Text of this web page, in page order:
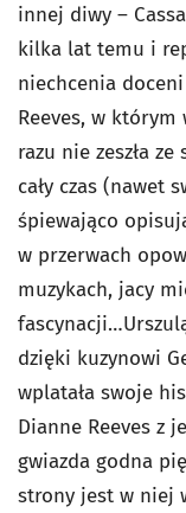
innej diwy –
kilka lat temu i
niechcenia
Reeves, w
razu nie zeszła
cały czas (nawet
śpiewająco
w przerwach
muzykach, jacy
dzięki kuzynowi
wplatała swoje
Dianne Reeves z
gwiazda godna
strony jest w niej